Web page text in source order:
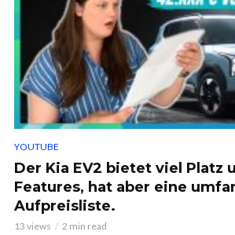
YOUTUBE
Der Kia EV2 bietet viel Platz
Features, hat aber eine
Aufpreisliste.
13 views 2 min read